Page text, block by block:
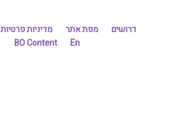
דרושים מפת אתר מדיניות פרטיות
En
BO Content